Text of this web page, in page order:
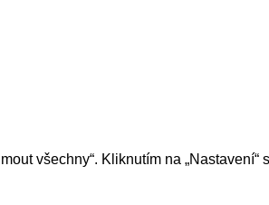
všechny“. Kliknutím na